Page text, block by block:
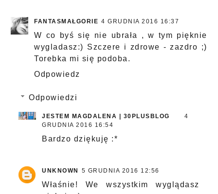
FANTASMAŁGORIE 4 GRUDNIA 2016 16:37
W co byś się nie ubrała , w tym pięknie
wygladasz:) Szczere i zdrowe - zazdro ;)
Torebka mi się podoba.
Odpowiedz
Odpowiedzi
JESTEM MAGDALENA | 30PLUSBLOG
4
GRUDNIA 2016 16:54
Bardzo dziękuję :*
UNKNOWN 5 GRUDNIA 2016 12:56
Właśnie! We wszystkim wyglądasz